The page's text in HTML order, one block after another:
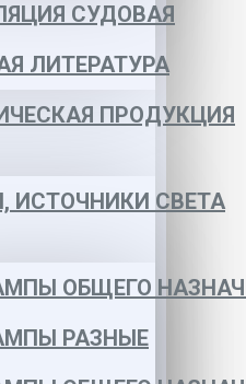
СУДОВАЯ
ЛИТЕРАТУРА
ПРОДУКЦИЯ
ИСТОЧНИКИ СВЕТА
ОБЩЕГО
РАЗНЫЕ